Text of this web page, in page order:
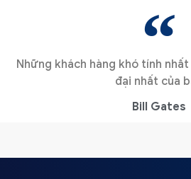
Những khách hàng khó tính
đại nhất của
Bill Gates